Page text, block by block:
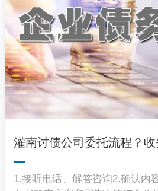
灌南讨债公司委托流程？收
1.接听电话、解答咨询2.确认内